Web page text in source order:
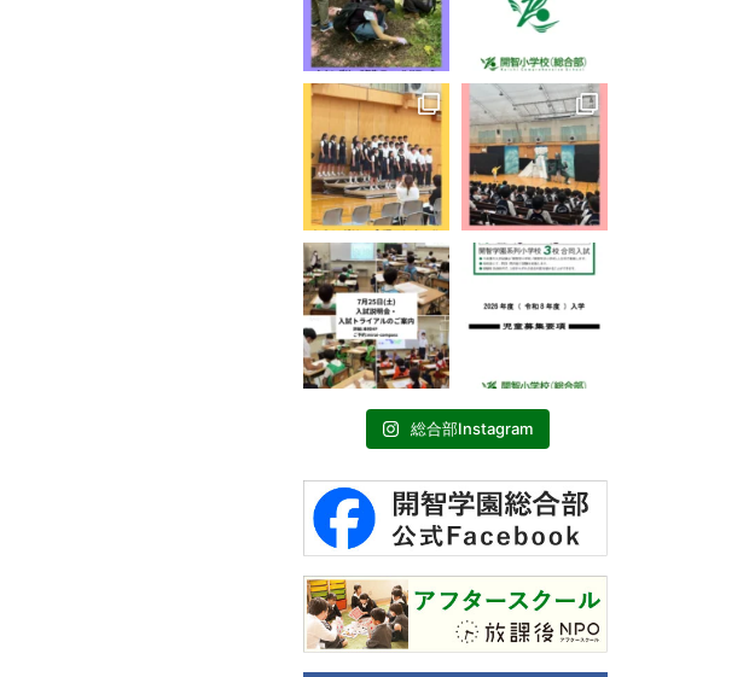
総合部Instagram